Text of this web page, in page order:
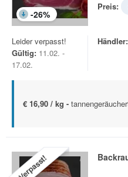
-26%
Preis:
Leider verpasst!
Gültig: 11.02. -
17.02.
Händler:
€ 16,90 / kg -
Verpasst!